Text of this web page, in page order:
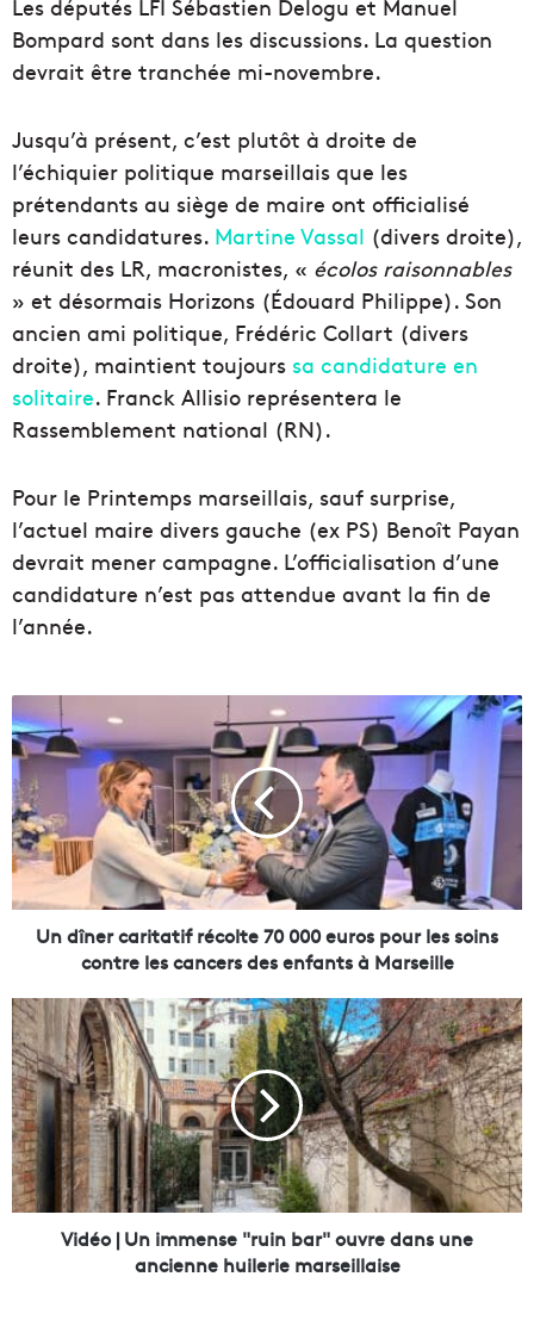
Les députés LFI Sébastien Delogu et Manuel
Bompard sont dans les discussions. La question
devrait être tranchée mi-novembre.
Jusqu’à présent, c’est plutôt à droite de
l’échiquier politique marseillais que les
prétendants au siège de maire ont officialisé
leurs candidatures. Martine Vassal (divers droite),
réunit des LR, macronistes, « écolos raisonnables
» et désormais Horizons (Édouard Philippe). Son
ancien ami politique, Frédéric Collart (divers
droite), maintient toujours sa candidature en
solitaire. Franck Allisio représentera le
Rassemblement national (RN).
Pour le Printemps marseillais, sauf surprise,
l’actuel maire divers gauche (ex PS) Benoît Payan
devrait mener campagne. L’officialisation d’une
candidature n’est pas attendue avant la fin de
l’année.
U
n
d
î
n
e
r
c
a
a
t
i
f
r
é
c
o
l
Un dîner caritatif récolte 70 000 euros pour les soins
contre les cancers des enfants à Marseille
V
i
d
é
o
|
U
n
i
Vidéo | Un immense "ruin bar" ouvre dans une
ancienne huilerie marseillaise